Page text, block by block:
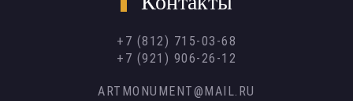
+7 (812) 715-03-68
+7 (921) 906-26-12
ARTMONUMENT@MAIL.RU